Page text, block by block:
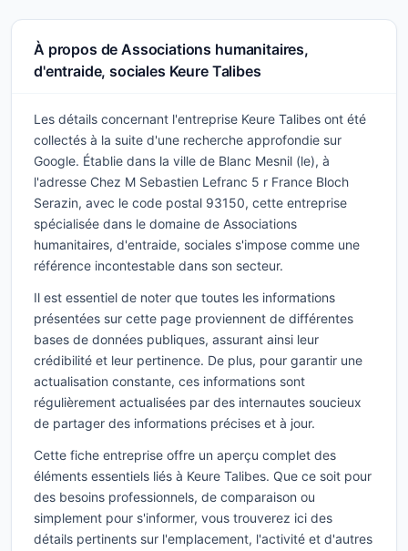
À propos de Associations humanitaires,
d'entraide, sociales Keure Talibes
Les détails concernant l'entreprise Keure Talibes ont été
collectés à la suite d'une recherche approfondie sur
Google. Établie dans la ville de Blanc Mesnil (le), à
l'adresse Chez M Sebastien Lefranc 5 r France Bloch
Serazin, avec le code postal 93150, cette entreprise
spécialisée dans le domaine de Associations
humanitaires, d'entraide, sociales s'impose comme une
référence incontestable dans son secteur.
Il est essentiel de noter que toutes les informations
présentées sur cette page proviennent de différentes
bases de données publiques, assurant ainsi leur
crédibilité et leur pertinence. De plus, pour garantir une
actualisation constante, ces informations sont
régulièrement actualisées par des internautes soucieux
de partager des informations précises et à jour.
Cette fiche entreprise offre un aperçu complet des
éléments essentiels liés à Keure Talibes. Que ce soit pour
des besoins professionnels, de comparaison ou
simplement pour s'informer, vous trouverez ici des
détails pertinents sur l'emplacement, l'activité et d'autres